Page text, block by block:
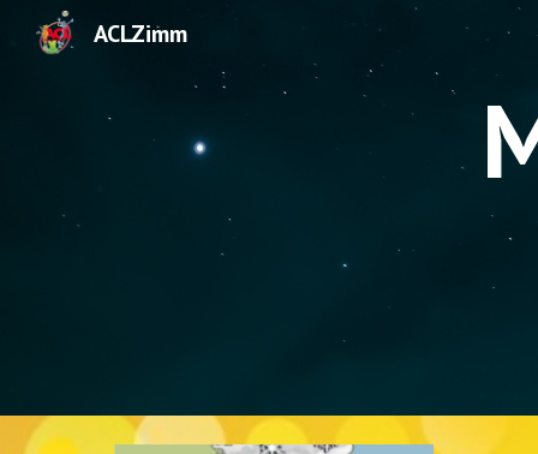
ACLZimm